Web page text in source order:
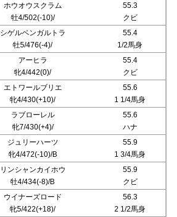
ホウオウスクラム
牡4/502(-10)/
55.3
クビ
シゲルベンガルトラ
牡5/476(-4)/
55.4
1/2馬身
アーヒラ
牝4/442(0)/
55.4
クビ
エトワールブリエ
牝4/430(+10)/
55.6
1 1/4馬身
ラブローレル
牝7/430(+4)/
55.6
ハナ
ジュリーハーツ
牝4/472(-10)/B
55.9
1 3/4馬身
リンシャンカイホウ
牡4/434(-8)/B
55.9
クビ
ウイナーズロード
牝5/422(+18)/
56.3
2 1/2馬身